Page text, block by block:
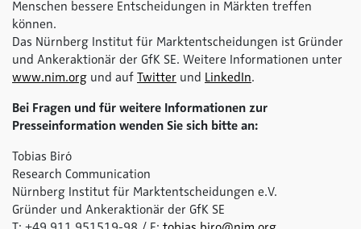
Menschen bessere Entscheidungen in Märkten treffen
können.
Das Nürnberg Institut für Marktentscheidungen ist Gründer
und Ankeraktionär der GfK SE. Weitere Informationen unter
www.nim.org und auf Twitter und LinkedIn.
Bei Fragen und für weitere Informationen zur
Presseinformation wenden Sie sich bitte an:
Tobias Biró
Research Communication
Nürnberg Institut für Marktentscheidungen e.V.
Gründer und Ankeraktionär der GfK SE